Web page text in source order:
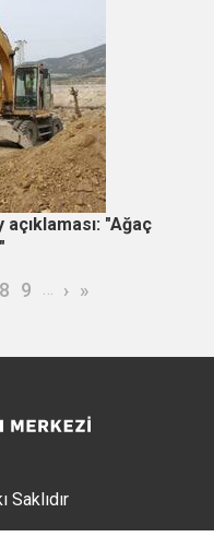
"Ağaç
Page
8 Page
9 … Sonraki sayfa
› Son sayfa
»
Saklıdır